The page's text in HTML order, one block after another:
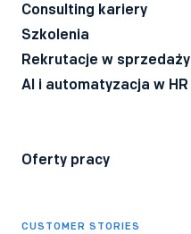
Consulting kariery
Szkolenia
Rekrutacje w sprzedaży
AI i automatyzacja w HR
Oferty pracy
CUSTOMER STORIES